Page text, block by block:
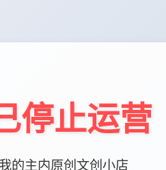
停止运营
的主内原创文创小店